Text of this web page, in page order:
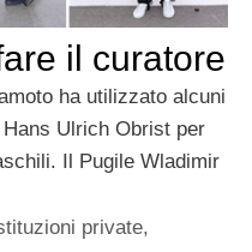
il curatore
ha utilizzato alcuni
Ulrich Obrist per
Il Pugile Wladimir
private,